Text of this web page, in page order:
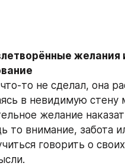
желания
то не сделал, она
в невидимую
желание
то внимание, забота
говорить о